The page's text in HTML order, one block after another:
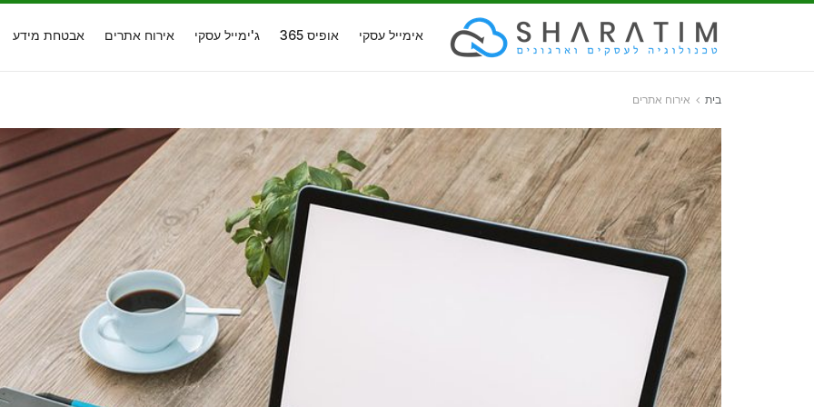
אימייל עסקי אופיס 365 ג'ימייל עסקי אירוח אתרים אבטחת מידע
בית אירוח אתרים